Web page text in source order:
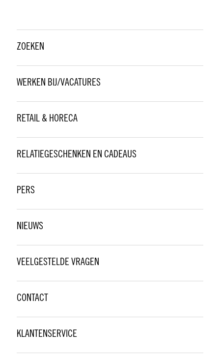
ZOEKEN
WERKEN BIJ/VACATURES
RETAIL & HORECA
RELATIEGESCHENKEN EN CADEAUS
PERS
NIEUWS
VEELGESTELDE VRAGEN
CONTACT
KLANTENSERVICE